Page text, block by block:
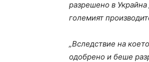
разрешено в Украйна
големият
„Вследствие на
одобрено и беше